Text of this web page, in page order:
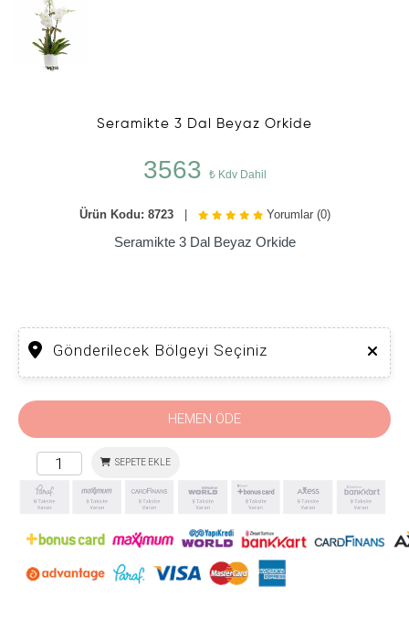
Seramikte 3 Dal Beyaz Orkide
3563 ₺ Kdv Dahil
Ürün Kodu: 8723| Yorumlar (0)
Seramikte 3 Dal Beyaz Orkide
Gönderilecek Bölgeyi Seçiniz
HEMEN ÖDE
SEPETE EKLE